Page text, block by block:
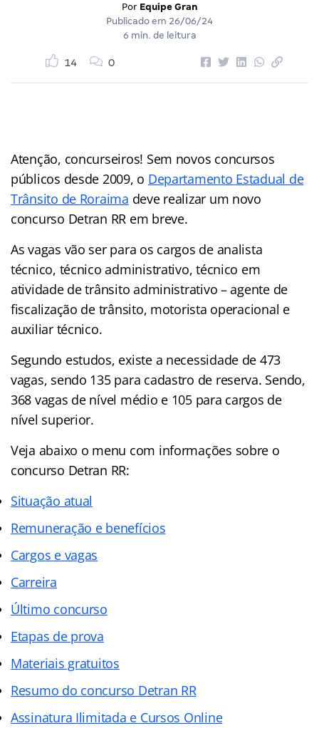
Por Equipe Gran
Publicado em 26/06/24
6 min. de leitura
14 0
Atenção, concurseiros! Sem novos concursos
públicos desde 2009, o Departamento Estadual de
Trânsito de Roraima deve realizar um novo
concurso Detran RR em breve.
As vagas vão ser para os cargos de analista
técnico, técnico administrativo, técnico em
atividade de trânsito administrativo – agente de
fiscalização de trânsito, motorista operacional e
auxiliar técnico.
Segundo estudos, existe a necessidade de 473
vagas, sendo 135 para cadastro de reserva. Sendo,
368 vagas de nível médio e 105 para cargos de
nível superior.
Veja abaixo o menu com informações sobre o
concurso Detran RR:
Situação atual
Remuneração e benefícios
Cargos e vagas
Carreira
Último concurso
Etapas de prova
Materiais gratuitos
Resumo do concurso Detran RR
Assinatura Ilimitada e Cursos Online